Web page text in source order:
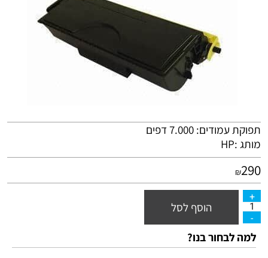
תפוקת עמודים: 7.000 דפים
מותג :HP
₪290
הוסף לסל
למה לבחור בנו?